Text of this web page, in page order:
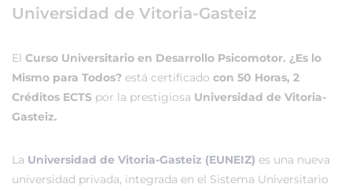
Universidad de Vitoria-Gasteiz
El Curso Universitario en Desarrollo Psicomotor. ¿Es lo
Mismo para Todos? está certificado con 50 Horas, 2
Créditos ECTS por la prestigiosa Universidad de Vitoria-
Gasteiz.
La Universidad de Vitoria-Gasteiz (EUNEIZ) es una nueva
universidad privada, integrada en el Sistema Universitario